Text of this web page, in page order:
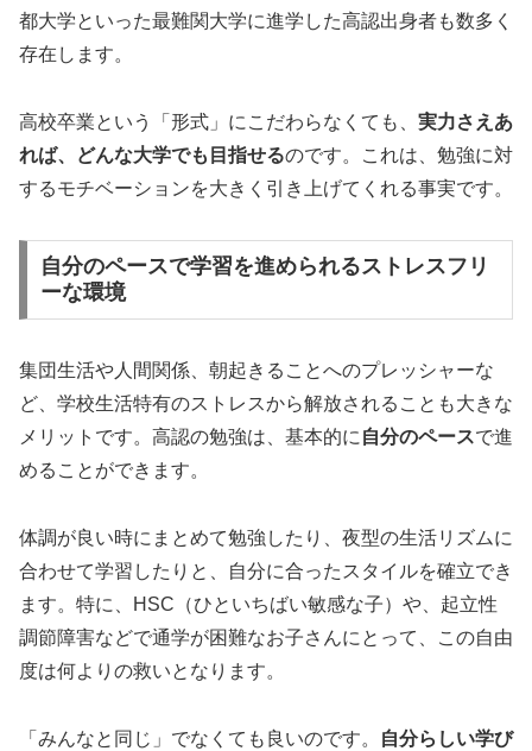
都大学といった最難関大学に進学した高認出身者も数多く
存在します。
高校卒業という「形式」にこだわらなくても、 実力さえあ
れば、どんな大学でも目指せるのです。これは、勉強に対
するモチベーションを大きく引き上げてくれる事実です。
自分のペースで学習を進められるストレスフリ
ーな環境
集団生活や人間関係、朝起きることへのプレッシャーな
ど、学校生活特有のストレスから解放されることも大きな
メリットです。高認の勉強は、基本的に自分のペースで進
めることができます。
体調が良い時にまとめて勉強したり、夜型の生活リズムに
合わせて学習したりと、自分に合ったスタイルを確立でき
ます。特に、HSC（ひといちばい敏感な子）や、起立性
調節障害などで通学が困難なお子さんにとって、この自由
度は何よりの救いとなります。
「みんなと同じ」でなくても良いのです。
自分らしい学び